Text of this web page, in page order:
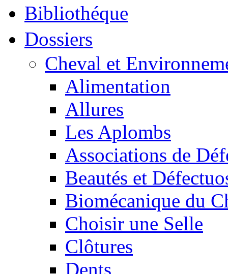
Bibliothéque
Dossiers
Cheval et
Alimentation
Allures
Les Aplombs
Associations de
Beautés et
Biomécanique du
Choisir une Selle
Clôtures
Dents